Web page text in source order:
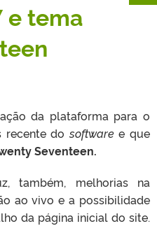
e tema
da plataforma para o
recente dosoftwaree que
Seventeen.
também, melhorias na
ao vivo e a possibilidade
da página inicial do site.